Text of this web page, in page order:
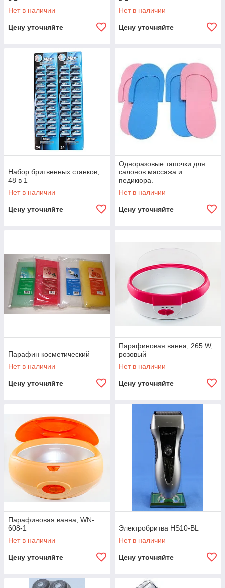
Нет в наличии
Цену уточняйте
Нет в наличии
Цену уточняйте
Набор бритвенных станков,
48 в 1
Нет в наличии
Цену уточняйте
Одноразовые тапочки для
салонов массажа и
педикюра.
Нет в наличии
Цену уточняйте
Парафин косметический
Нет в наличии
Цену уточняйте
Парафиновая ванна, 265 W,
розовый
Нет в наличии
Цену уточняйте
Парафиновая ванна, WN-
608-1
Нет в наличии
Цену уточняйте
Электробритва HS10-BL
Нет в наличии
Цену уточняйте